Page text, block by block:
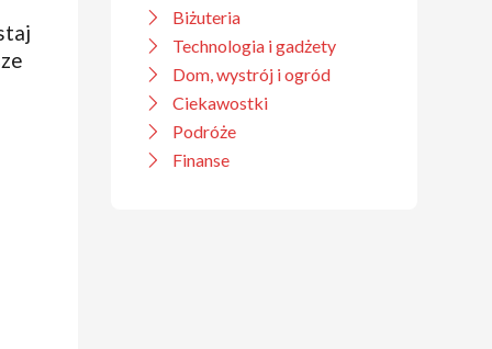
Biżuteria
Technologia i gadżety
Dom, wystrój i ogród
Ciekawostki
Podróże
Finanse